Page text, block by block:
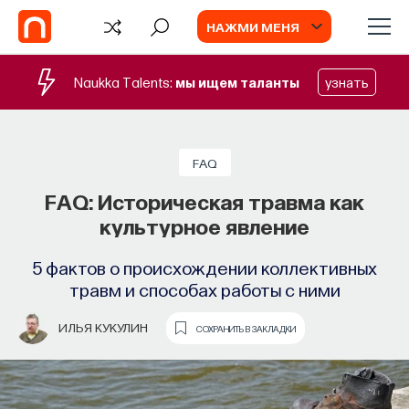
НАЖМИ МЕНЯ
Naukka Talents: мы ищем таланты узнать
FAQ
FAQ: Историческая травма как
культурное явление
5 фактов о происхождении коллективных
травм и способах работы с ними
ИЛЬЯ КУКУЛИН СОХРАНИТЬ В ЗАКЛАДКИ
TV
ИИ в университете, цели